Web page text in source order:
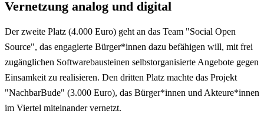
Vernetzung analog und digital
Der zweite Platz (4.000 Euro) geht an das Team "Social Open
Source", das engagierte Bürger*innen dazu befähigen will, mit frei
zugänglichen Softwarebausteinen selbstorganisierte Angebote gegen
Einsamkeit zu realisieren. Den dritten Platz machte das Projekt
"NachbarBude" (3.000 Euro), das Bürger*innen und Akteure*innen
im Viertel miteinander vernetzt.